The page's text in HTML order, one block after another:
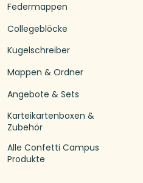
Federmappen
Collegeblöcke
Kugelschreiber
Mappen & Ordner
Angebote & Sets
Karteikartenboxen &
Zubehör
Alle Confetti Campus
Produkte